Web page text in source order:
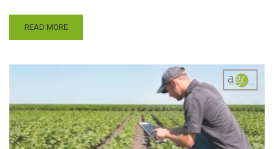
READ MORE